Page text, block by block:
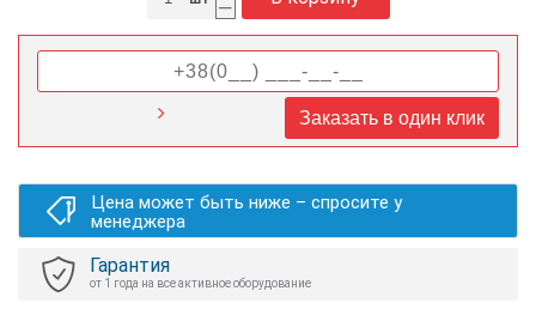
–
Заказать в один клик
Цена может быть ниже – спросите у
менеджера
Гарантия
от 1 года на все активное оборудование